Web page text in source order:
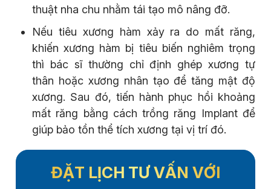
thuật nha chu nhằm tái tạo mô nâng đỡ.
Nếu tiêu xương hàm xảy ra do mất răng,
khiến xương hàm bị tiêu biến nghiêm trọng
thì bác sĩ thường chỉ định ghép xương tự
thân hoặc xương nhân tạo để tăng mật độ
xương. Sau đó, tiến hành phục hồi khoảng
mất răng bằng cách trồng răng Implant để
giúp bảo tồn thể tích xương tại vị trí đó.
ĐẶT LỊCH TƯ VẤN VỚI